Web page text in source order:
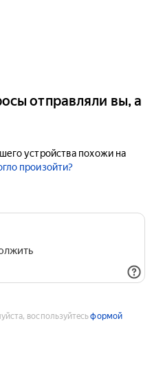
отправляли вы, а
устройства похожи на
произойти?
воспользуйтесьформой